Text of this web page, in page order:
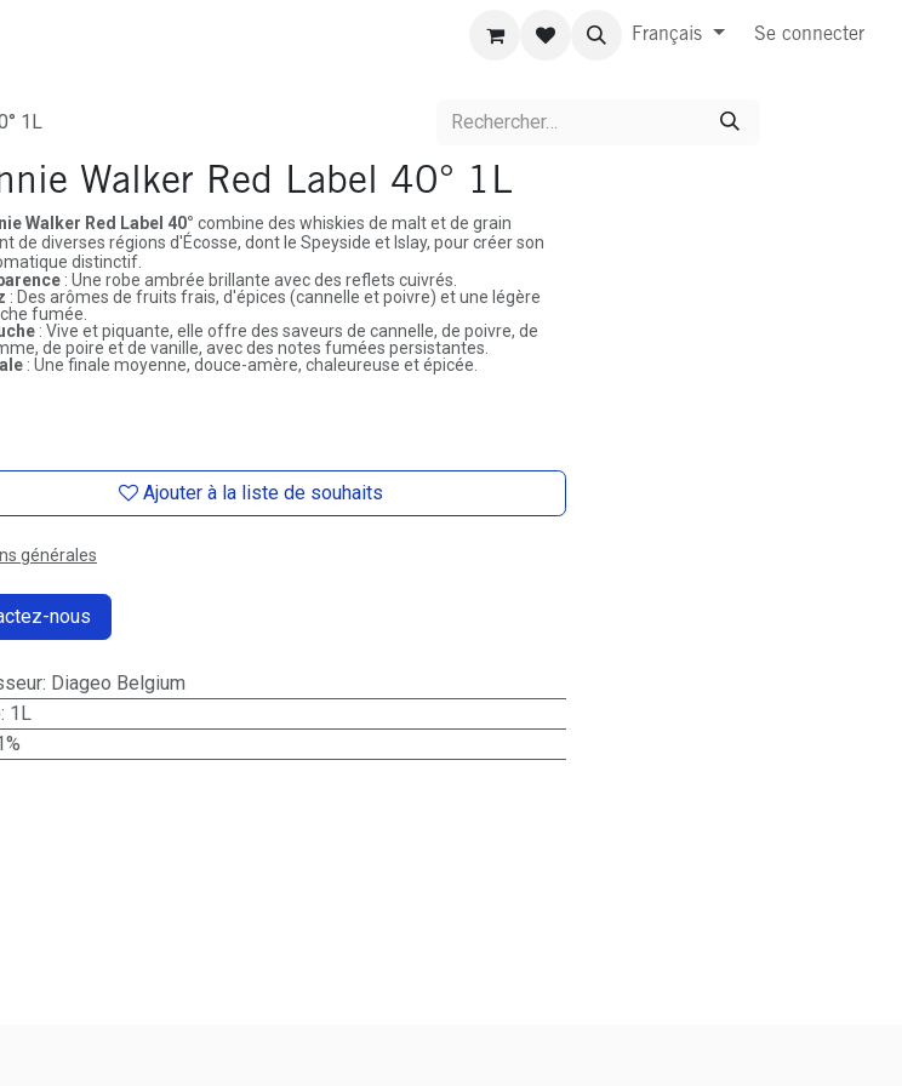
Français Se connecter
1L
Walker Red Label 40° 1L
Walker Red Label 40° combine des whiskies de malt et de grain
de diverses régions d'Écosse, dont le Speyside et Islay, pour créer son
distinctif.
: Une robe ambrée brillante avec des reflets cuivrés.
: Des arômes de fruits frais, d'épices (cannelle et poivre) et une légère
fumée.
: Vive et piquante, elle offre des saveurs de cannelle, de poivre, de
de poire et de vanille, avec des notes fumées persistantes.
: Une finale moyenne, douce-amère, chaleureuse et épicée.
Ajouter à la liste de souhaits
générales
nous
: Diageo Belgium
: 1L